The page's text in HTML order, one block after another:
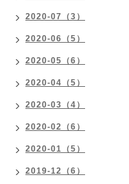
2020-07（3）
2020-06（5）
2020-05（6）
2020-04（5）
2020-03（4）
2020-02（6）
2020-01（5）
2019-12（6）